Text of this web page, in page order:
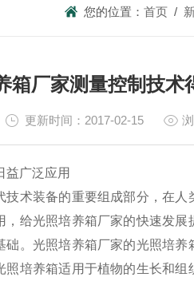
您的位置： 首页 /
箱厂家测量控制技术
更新时间：2017-02-15
广泛应用
技术装备的重要组成部分，在
给光照培养箱厂家的快速发
。光照培养箱厂家的光照培
照培养箱适用于植物的生长和